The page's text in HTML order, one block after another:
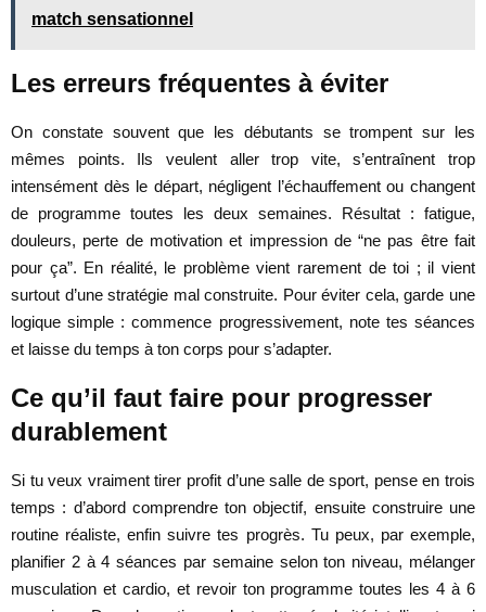
match sensationnel
Les erreurs fréquentes à éviter
On constate souvent que les débutants se trompent sur les
mêmes points. Ils veulent aller trop vite, s’entraînent trop
intensément dès le départ, négligent l’échauffement ou changent
de programme toutes les deux semaines. Résultat : fatigue,
douleurs, perte de motivation et impression de “ne pas être fait
pour ça”. En réalité, le problème vient rarement de toi ; il vient
surtout d’une stratégie mal construite. Pour éviter cela, garde une
logique simple : commence progressivement, note tes séances
et laisse du temps à ton corps pour s’adapter.
Ce qu’il faut faire pour progresser
durablement
Si tu veux vraiment tirer profit d’une salle de sport, pense en trois
temps : d’abord comprendre ton objectif, ensuite construire une
routine réaliste, enfin suivre tes progrès. Tu peux, par exemple,
planifier 2 à 4 séances par semaine selon ton niveau, mélanger
musculation et cardio, et revoir ton programme toutes les 4 à 6